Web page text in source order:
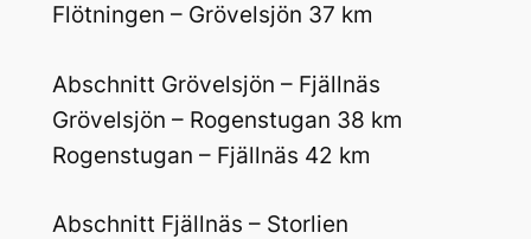
Flötningen – Grövelsjön 37 km
Abschnitt Grövelsjön – Fjällnäs
Grövelsjön – Rogenstugan 38 km
Rogenstugan – Fjällnäs 42 km
Abschnitt Fjällnäs – Storlien